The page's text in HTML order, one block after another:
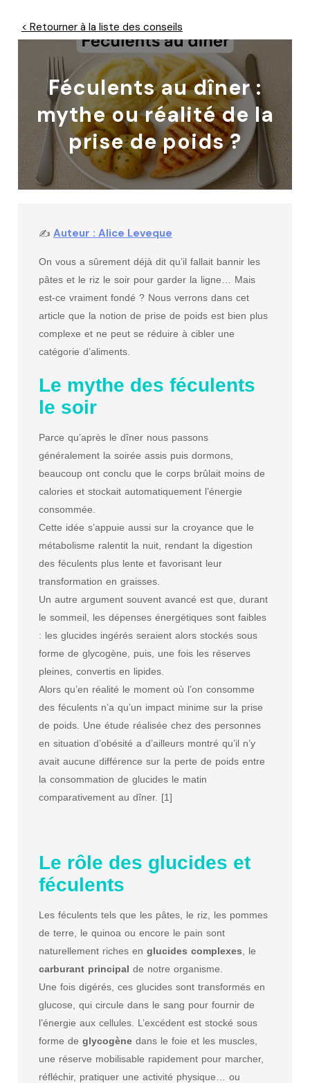
< Retourner à la liste des conseils
Féculents au dîner :
mythe ou réalité de la
prise de poids ?
✍ Auteur : Alice Leveque
On vous a sûrement déjà dit qu’il fallait bannir les
pâtes et le riz le soir pour garder la ligne… Mais
est-ce vraiment fondé ? Nous verrons dans cet
article que la notion de prise de poids est bien plus
complexe et ne peut se réduire à cibler une
catégorie d’aliments.
Le mythe des féculents
le soir
Parce qu’après le dîner nous passons
généralement la soirée assis puis dormons,
beaucoup ont conclu que le corps brûlait moins de
calories et stockait automatiquement l’énergie
consommée.
Cette idée s’appuie aussi sur la croyance que le
métabolisme ralentit la nuit, rendant la digestion
des féculents plus lente et favorisant leur
transformation en graisses.
Un autre argument souvent avancé est que, durant
le sommeil, les dépenses énergétiques sont faibles
: les glucides ingérés seraient alors stockés sous
forme de glycogène, puis, une fois les réserves
pleines, convertis en lipides.
Alors qu’en réalité le moment où l’on consomme
des féculents n’a qu’un impact minime sur la prise
de poids. Une étude réalisée chez des personnes
en situation d’obésité a d’ailleurs montré qu’il n’y
avait aucune différence sur la perte de poids entre
la consommation de glucides le matin
comparativement au dîner. [1]
Le rôle des glucides et
féculents
Les féculents tels que les pâtes, le riz, les pommes
de terre, le quinoa ou encore le pain sont
naturellement riches en glucides complexes , le
carburant principal de notre organisme.
Une fois digérés, ces glucides sont transformés en
glucose, qui circule dans le sang pour fournir de
l’énergie aux cellules. L’excédent est stocké sous
forme de glycogène dans le foie et les muscles,
une réserve mobilisable rapidement pour marcher,
réfléchir, pratiquer une activité physique… ou